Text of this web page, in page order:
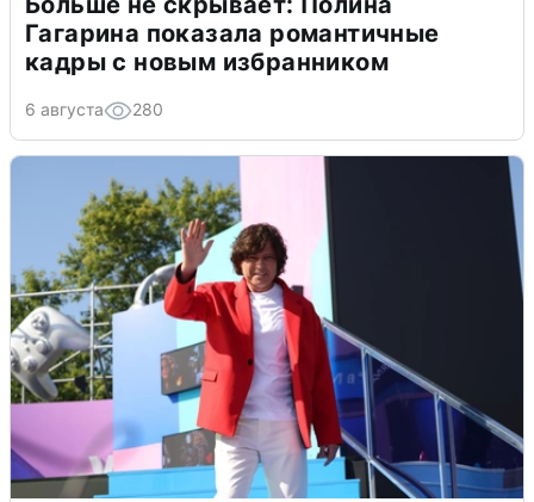
Гагарина показала романтичные
кадры с новым избранником
6 августа 280